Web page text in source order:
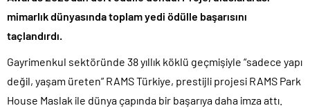
mimarlık dünyasında toplam yedi ödülle başarısını
taçlandırdı.
Gayrimenkul sektöründe 38 yıllık köklü geçmişiyle “sadece yapı
değil, yaşam üreten” RAMS Türkiye, prestijli projesi RAMS Park
House Maslak ile dünya çapında bir başarıya daha imza attı.